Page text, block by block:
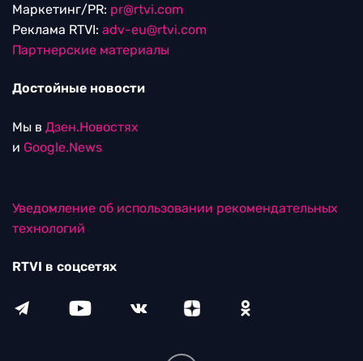
Маркетинг/PR: pr@rtvi.com
Реклама RTVI: adv-eu@rtvi.com
Партнерские материалы
Достойные новости
Мы в Дзен.Новостях
и Google.News
Уведомление об использовании рекомендательных
технологий
RTVI в соцсетях